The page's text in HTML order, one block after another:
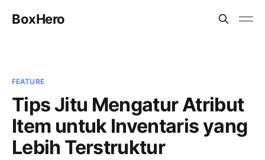
BoxHero
FEATURE
Tips Jitu Mengatur Atribut
Item untuk Inventaris yang
Lebih Terstruktur